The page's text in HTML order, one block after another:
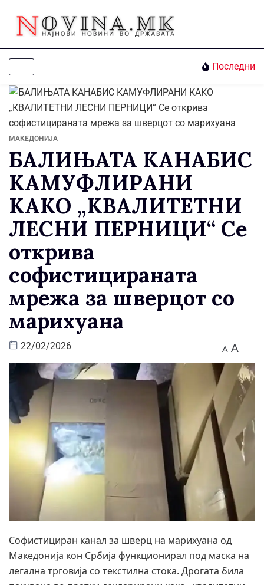
Последни
МАКЕДОНИЈА
БАЛИЊАТА КАНАБИС
КАМУФЛИРАНИ
КАКО „КВАЛИТЕТНИ
ЛЕСНИ ПЕРНИЦИ“ Се
открива
софистицираната
мрежа за шверцот со
марихуана
22/02/2026 A A
Софистициран канал за шверц на марихуана од
Македонија кон Србија функционирал под маска на
легална трговија со текстилна стока. Дрогата била